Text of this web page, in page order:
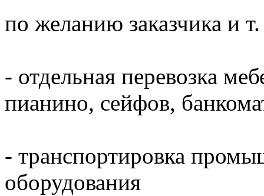
по желанию заказчика и
- отдельная перевозка
пианино, сейфов,
- транспортировка
оборудования